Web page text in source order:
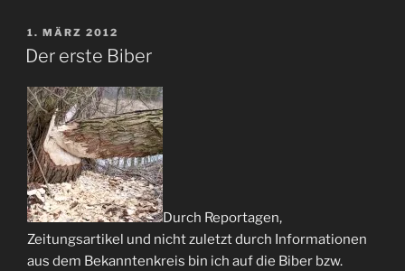
Elbe“
VERÖFFENTLICHT
AM
1. MÄRZ 2012
Der erste Biber
Durch Reportagen,
Zeitungsartikel und nicht zuletzt durch Informationen
aus dem Bekanntenkreis bin ich auf die Biber bzw.